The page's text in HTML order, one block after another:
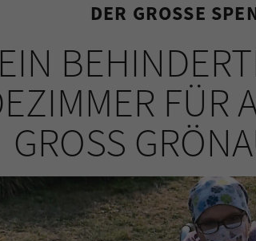
DER GROSSE
EIN
FÜR
GROSS